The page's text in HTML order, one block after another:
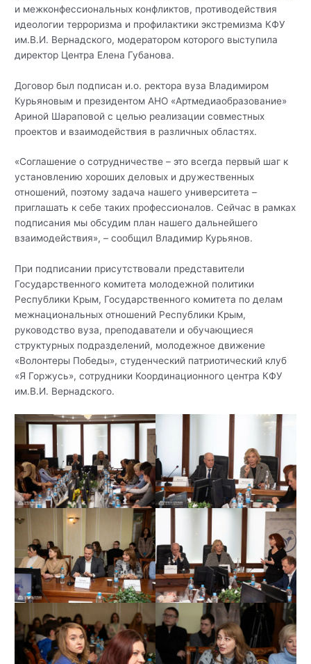
и межконфессиональных конфликтов, противодействия
идеологии терроризма и профилактики экстремизма КФУ
им.В.И. Вернадского, модератором которого выступила
директор Центра Елена Губанова.
Договор был подписан и.о. ректора вуза Владимиром
Курьяновым и президентом АНО «Артмедиаобразование»
Ариной Шараповой с целью реализации совместных
проектов и взаимодействия в различных областях.
«Соглашение о сотрудничестве – это всегда первый шаг к
установлению хороших деловых и дружественных
отношений, поэтому задача нашего университета –
приглашать к себе таких профессионалов. Сейчас в рамках
подписания мы обсудим план нашего дальнейшего
взаимодействия», – сообщил Владимир Курьянов.
При подписании присутствовали представители
Государственного комитета молодежной политики
Республики Крым, Государственного комитета по делам
межнациональных отношений Республики Крым,
руководство вуза, преподаватели и обучающиеся
структурных подразделений, молодежное движение
«Волонтеры Победы», студенческий патриотический клуб
«Я Горжусь», сотрудники Координационного центра КФУ
им.В.И. Вернадского.